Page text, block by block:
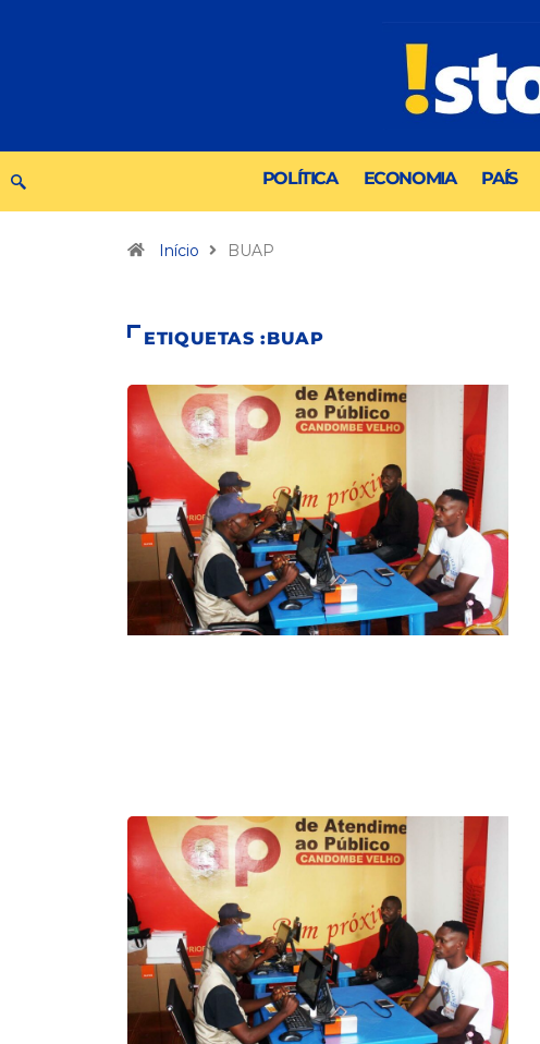
POLÍTICA ECONOMIA PAÍS
Início BUAP
ETIQUETAS :BUAP